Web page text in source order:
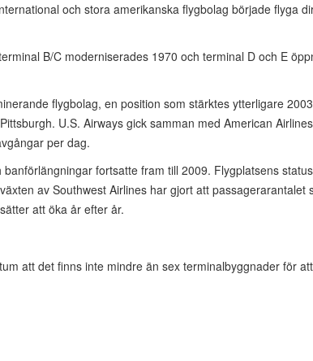
och stora amerikanska flygbolag började flyga
B/C moderniserades 1970 och terminal D och E
flygbolag, en position som stärktes ytterligare
U.S. Airways gick samman med American
per dag.
fortsatte fram till 2009. Flygplatsens
av Southwest Airlines har gjort att passagerarantalet
att öka år efter år.
att det finns inte mindre än sex terminalbyggnader för